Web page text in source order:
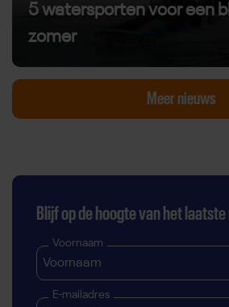
5 watersporten voor een
zomer
Meer nieuws
Blijf op de hoogte van het
Voornaam
E-mailadres